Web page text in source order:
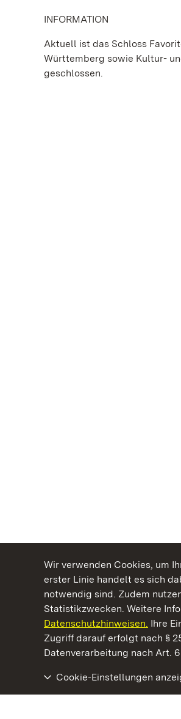
Wir verwenden Cookies, um
erster Linie handelt es sich
notwendig sind. Zudem
Statistikzwecken. Weitere
Datenschutzhinweisen. Ihre
Zugriff darauf erfolgt nach §
Datenverarbeitung nach Art. 6
Cookie-Einstellungen
INFORMATION
Aktuell ist das Schloss
Württemberg sowie Kultur-
geschlossen.
Kommen. Staunen.